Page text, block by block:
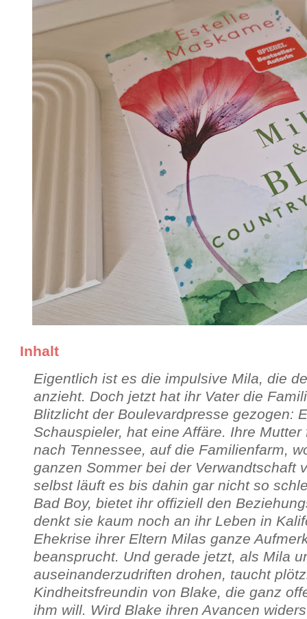
Inhalt
Eigentlich ist es die impulsive Mila, die
anzieht. Doch jetzt hat ihr Vater die
Blitzlicht der Boulevardpresse gezogen:
Schauspieler, hat eine Affäre. Ihre
nach Tennessee, auf die Familienfarm,
ganzen Sommer bei der Verwandtschaft
selbst läuft es bis dahin gar nicht so
Bad Boy, bietet ihr offiziell den
denkt sie kaum noch an ihr Leben in
Ehekrise ihrer Eltern Milas ganze
beansprucht. Und gerade jetzt, als Mila
auseinanderzudriften drohen, taucht
Kindheitsfreundin von Blake, die ganz
ihm will. Wird Blake ihren Avancen